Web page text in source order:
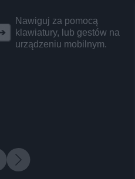
Nawiguj za pomocą
klawiatury, lub gestów na
urządzeniu mobilnym.